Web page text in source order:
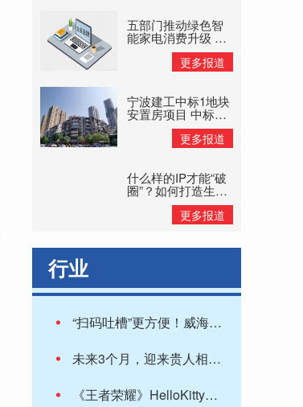
五部门推动绿色智
能家电消费升级 以
旧换新补贴惠民
更多报道
宁波建工中标1地块
安置房项目 中标价
格8.11亿元
更多报道
什么样的IP才能“破
圈”？如何打造生命
力持久的IP？
更多报道
行业
“扫码吐槽”更方便！威海医疗系统提升群众看病体验
未来3个月，迎来贵人相助，职场运旺，晋级加薪的五个星座
《王者荣耀》HelloKitty皮肤来了：公孙离大长腿吸睛